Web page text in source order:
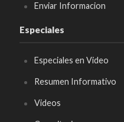
Enviar Informacion
Especiales
Especiales en Video
Resumen Informativo
Videos